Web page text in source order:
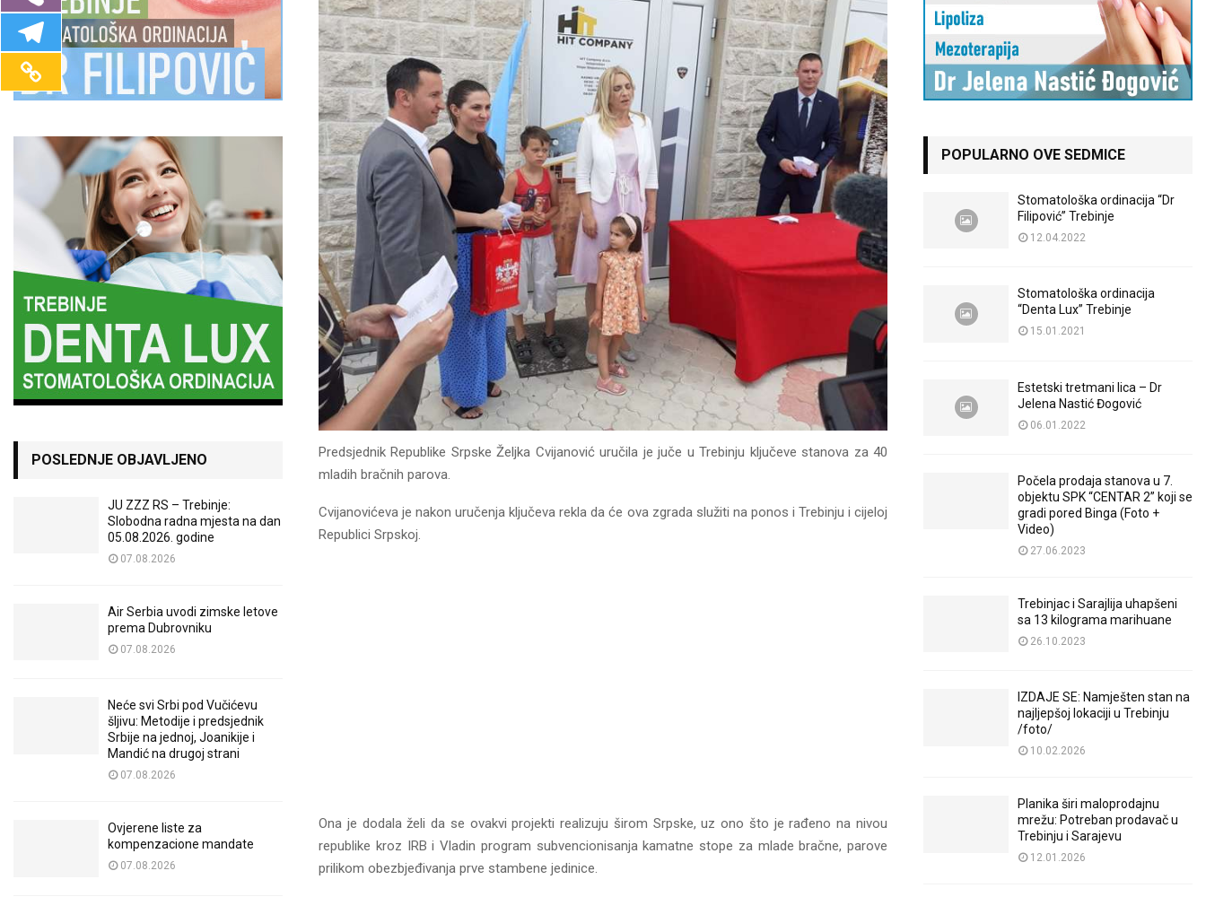
Predsjednik Republike Srpske Željka Cvijanović uručila je juče u Trebinju ključeve stanova za 40
mladih bračnih parova.
Cvijanovićeva je nakon uručenja ključeva rekla da će ova zgrada služiti na ponos i Trebinju i cijeloj
Republici Srpskoj.
Ona je dodala želi da se ovakvi projekti realizuju širom Srpske, uz ono što je rađeno na nivou
republike kroz IRB i Vladin program subvencionisanja kamatne stope za mlade bračne, parove
prilikom obezbjeđivanja prve stambene jedinice.
POSLEDNJE OBJAVLJENO
JU ZZZ RS – Trebinje:
Slobodna radna mjesta na dan
05.08.2026. godine
07.08.2026
Air Serbia uvodi zimske letove
prema Dubrovniku
07.08.2026
Neće svi Srbi pod Vučićevu
šljivu: Metodije i predsjednik
Srbije na jednoj, Joanikije i
Mandić na drugoj strani
07.08.2026
Ovjerene liste za
kompenzacione mandate
07.08.2026
POPULARNO OVE SEDMICE
Stomatološka ordinacija “Dr
Filipović” Trebinje
12.04.2022
Stomatološka ordinacija
“Denta Lux” Trebinje
15.01.2021
Estetski tretmani lica – Dr
Jelena Nastić Đogović
06.01.2022
Počela prodaja stanova u 7.
objektu SPK “CENTAR 2” koji se
gradi pored Binga (Foto +
Video)
27.06.2023
Trebinjac i Sarajlija uhapšeni
sa 13 kilograma marihuane
26.10.2023
IZDAJE SE: Namješten stan na
najljepšoj lokaciji u Trebinju
/foto/
10.02.2026
Planika širi maloprodajnu
mrežu: Potreban prodavač u
Trebinju i Sarajevu
12.01.2026